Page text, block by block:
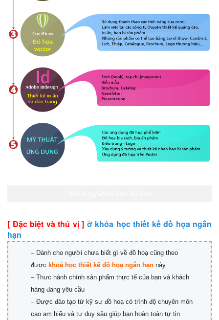
[ Đặc biệt và thú vị ] ở khóa học thiết kế đồ họa ngắn
hạn
– Dành cho người chưa biết gì về đồ hoạ cũng theo
được khoá học thiết kế đồ hoạ ngắn hạn này
– Thực hành chính sản phẩm thực tế của bạn và khách
hàng đang yêu cầu
– Được đào tạo từ kỹ sư đồ hoạ có trình độ chuyên môn
cao am hiểu và tư duy sâu giúp bạn hoàn toàn tự tin